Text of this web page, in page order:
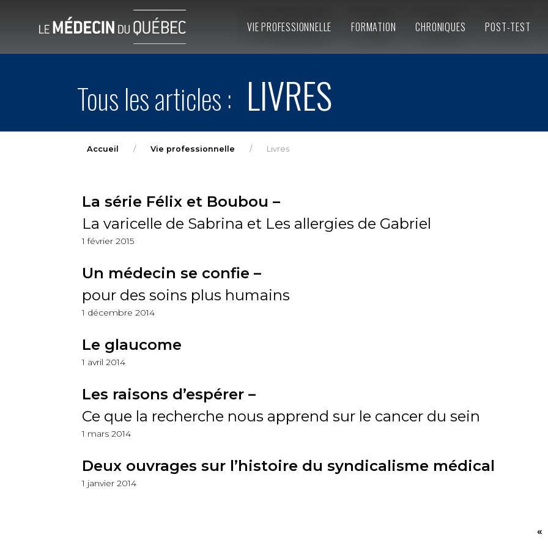
VIE PROFESSIONNELLE FORMATION CHRONIQUES POST-TEST
Tous les articles : LIVRES
Accueil Vie professionnelle Livres
La série Félix et Boubou –
La varicelle de Sabrina et Les allergies de Gabriel
1 février 2015
Un médecin se confie –
pour des soins plus humains
1 décembre 2014
Le glaucome
1 avril 2014
Les raisons d’espérer –
Ce que la recherche nous apprend sur le cancer du sein
1 mars 2014
Deux ouvrages sur l’histoire du syndicalisme médical
1 janvier 2014
«